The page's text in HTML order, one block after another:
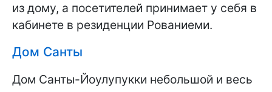
из дому, а посетителей принимает у себя в
кабинете в резиденции Рованиеми.
Дом Санты
Дом Санты-Йоулупукки небольшой и весь